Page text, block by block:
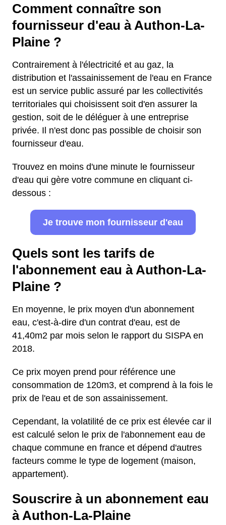
Comment connaître son
fournisseur d'eau à Authon-La-
Plaine ?
Contrairement à l'électricité et au gaz, la
distribution et l'assainissement de l'eau en France
est un service public assuré par les collectivités
territoriales qui choisissent soit d'en assurer la
gestion, soit de le déléguer à une entreprise
privée. Il n'est donc pas possible de choisir son
fournisseur d'eau.
Trouvez en moins d'une minute le fournisseur
d'eau qui gère votre commune en cliquant ci-
dessous :
Je trouve mon fournisseur d'eau
Quels sont les tarifs de
l'abonnement eau à Authon-La-
Plaine ?
En moyenne, le prix moyen d'un abonnement
eau, c'est-à-dire d'un contrat d'eau, est de
41,40m2 par mois selon le rapport du SISPA en
2018.
Ce prix moyen prend pour référence une
consommation de 120m3, et comprend à la fois le
prix de l'eau et de son assainissement.
Cependant, la volatilité de ce prix est élevée car il
est calculé selon le prix de l'abonnement eau de
chaque commune en france et dépend d'autres
facteurs comme le type de logement (maison,
appartement).
Souscrire à un abonnement eau
à Authon-La-Plaine